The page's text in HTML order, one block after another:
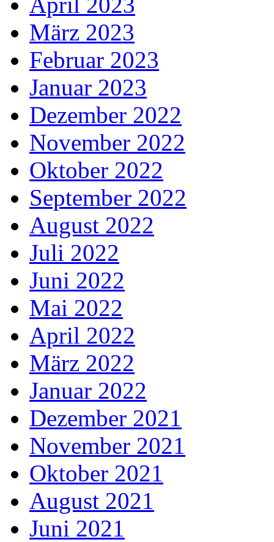
März 2023
Februar 2023
Januar 2023
Dezember 2022
November 2022
Oktober 2022
September 2022
August 2022
Juli 2022
Juni 2022
Mai 2022
April 2022
März 2022
Januar 2022
Dezember 2021
November 2021
Oktober 2021
August 2021
Juni 2021